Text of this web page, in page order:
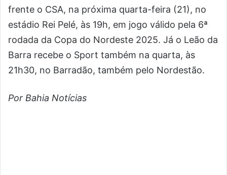
frente o CSA, na próxima quarta-feira (21), no
estádio Rei Pelé, às 19h, em jogo válido pela 6ª
rodada da Copa do Nordeste 2025. Já o Leão da
Barra recebe o Sport também na quarta, às
21h30, no Barradão, também pelo Nordestão.
Por Bahia Notícias